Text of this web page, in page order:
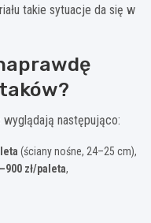
takie sytuacje da się w
następująco:
(ściany nośne, 24–25 cm),
zł/paleta,